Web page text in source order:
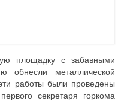
площадку с забавными
обнес­ли металлической
работы были проведе­ны
секретаря горкома